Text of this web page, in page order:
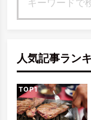
人気記事ラン
TOP